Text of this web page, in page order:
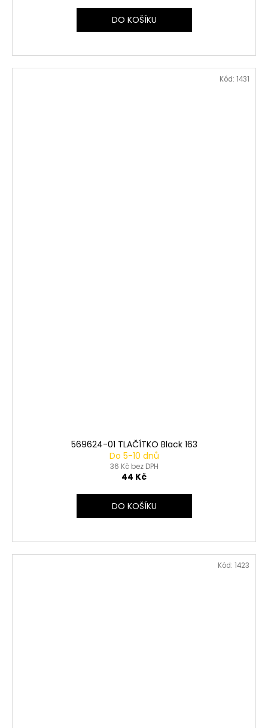
DO KOŠÍKU
569624-01 TLAČÍTKO Black 163
Do 5-10 dnů
36 Kč bez DPH
44 Kč
DO KOŠÍKU
Kód: 1431
Kód: 1423